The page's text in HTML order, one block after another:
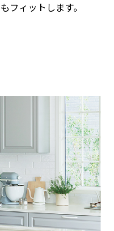
フィットします。